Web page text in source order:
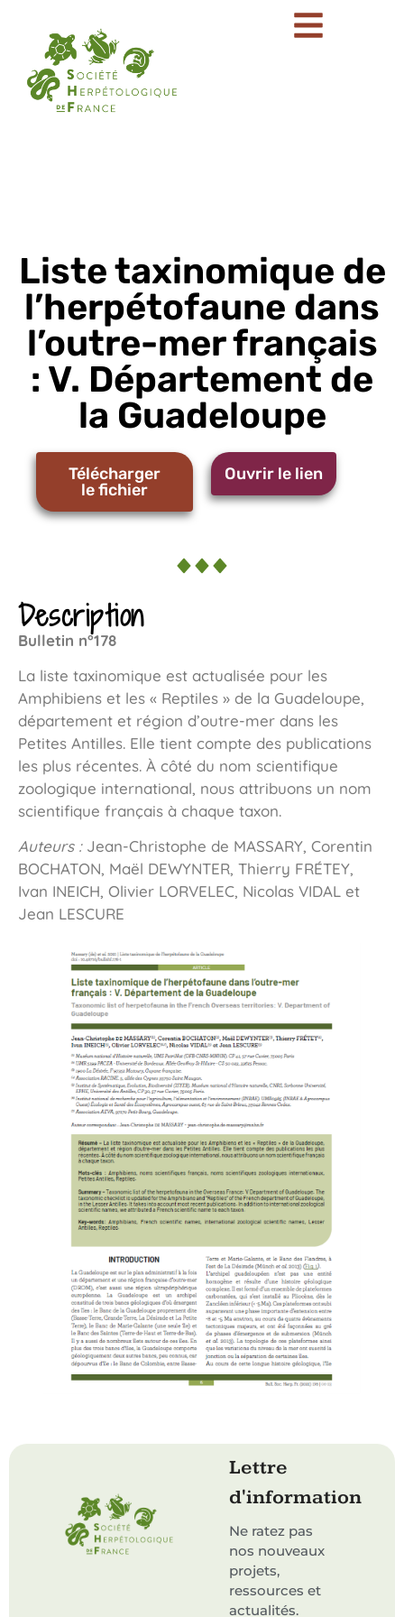
Liste taxinomique de
l’herpétofaune dans
l’outre-mer français
: V. Département de
la Guadeloupe
Ouvrir le lien
Télécharger
le fichier
Description
Bulletin n°178
La liste taxinomique est actualisée pour les
Amphibiens et les « Reptiles » de la Guadeloupe,
département et région d’outre-mer dans les
Petites Antilles. Elle tient compte des publications
les plus récentes. À côté du nom scientifique
zoologique international, nous attribuons un nom
scientifique français à chaque taxon.
Auteurs :Jean-Christophe de MASSARY, Corentin
BOCHATON, Maël DEWYNTER, Thierry FRÉTEY,
Ivan INEICH, Olivier LORVELEC, Nicolas VIDAL et
Jean LESCURE
Lettre
d'information
Ne ratez pas
nos nouveaux
projets,
ressources et
actualités.